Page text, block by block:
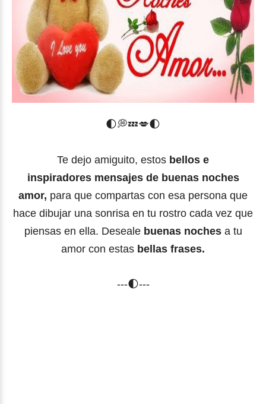
🌓💭💤💋🌓
Te dejo amiguito, estos bellos e
inspiradores mensajes de buenas noches
amor, para que compartas con esa persona que
hace dibujar una sonrisa en tu rostro cada vez que
piensas en ella. Deseale buenas noches a tu
amor con estas bellas frases.
---🌓---